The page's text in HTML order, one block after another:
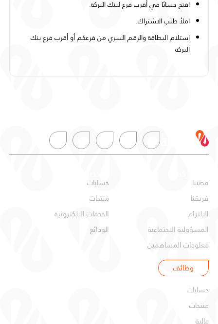
افتح حسابًا في أقرب فرع لبنك البركة.
املأ طلب الاشتراك.
استلام البطاقة والرقم السري من فرعكم أو أقرب فرع بنك
البركة
قصتنا
فريقنا
الإلتزام
المسؤولية الاجتماعية
معلومات المساهمين
وظائف
حسابات
منتجات
الخدمات الإلكترونية
الودائع
شركات
حسابات
منتجات
مالية